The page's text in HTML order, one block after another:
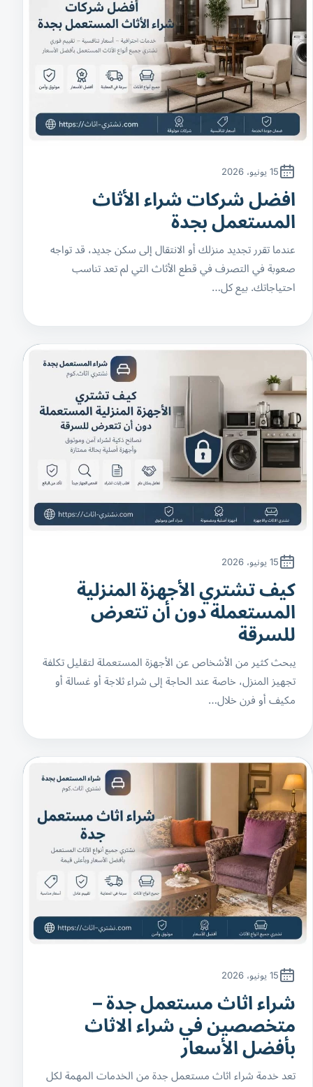
15 يونيو، 2026
افضل شركات شراء الأثاث
المستعمل بجدة
عندما تقرر تجديد منزلك أو الانتقال إلى سكن جديد، قد تواجه
صعوبة في التصرف في قطع الأثاث التي لم تعد تناسب
احتياجاتك. بيع كل…
15 يونيو، 2026
كيف تشتري الأجهزة المنزلية
المستعملة دون أن تتعرض
للسرقة
يبحث كثير من الأشخاص عن الأجهزة المستعملة لتقليل تكلفة
تجهيز المنزل، خاصة عند الحاجة إلى شراء ثلاجة أو غسالة أو
مكيف أو فرن خلال…
15 يونيو، 2026
شراء اثاث مستعمل جدة –
متخصصين في شراء الاثاث
بأفضل الأسعار
تعد خدمة شراء اثاث مستعمل جدة من الخدمات المهمة لكل